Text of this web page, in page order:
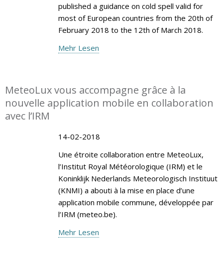
published a guidance on cold spell valid for
most of European countries from the 20th of
February 2018 to the 12th of March 2018.
Mehr Lesen
MeteoLux vous accompagne grâce à la
nouvelle application mobile en collaboration
avec l’IRM
14-02-2018
Une étroite collaboration entre MeteoLux,
l’Institut Royal Météorologique (IRM) et le
Koninklijk Nederlands Meteorologisch Instituut
(KNMI) a abouti à la mise en place d’une
application mobile commune, développée par
l’IRM (meteo.be).
Mehr Lesen